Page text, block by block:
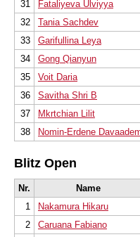
31 Fataliyeva Ulviyya
32
Tania Sachdev
33
Garifullina Leya
34
Gong Qianyun
35
Voit Daria
36
Savitha Shri B
37
Mkrtchian Lilit
38
Blitz Open
Nr. Name
1
Nakamura Hikaru
2
Caruana Fabiano